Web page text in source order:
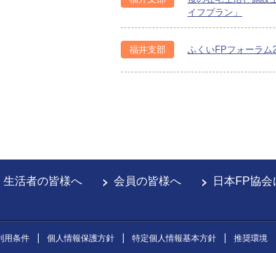
イフプラン」
福井支部 ふくいFPフォーラム
生活者の皆様へ 会員の皆様へ 日本FP協会
用条件 個人情報保護方針 特定個人情報基本方針 推奨環境